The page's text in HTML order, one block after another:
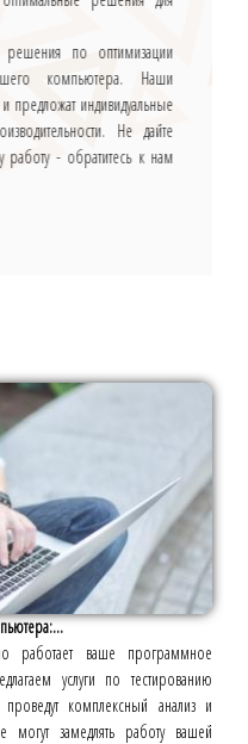
по оптимизации
компьютера. Наши
предложат индивидуальные
Не дайте
работу - обратитесь к нам
работает ваше программное
услуги по тестированию
проведут комплексный анализ и
замедлять работу вашей